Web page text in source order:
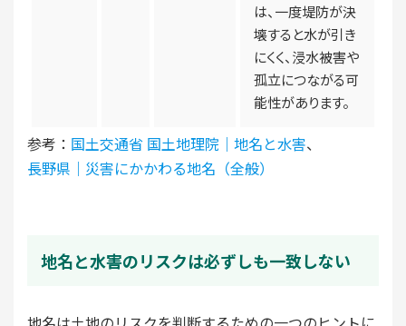
は、一度堤防が決
壊すると水が引き
にくく、浸水被害や
孤立につながる可
能性があります。
参考： 国土交通省 国土地理院｜地名と水害、
長野県｜災害にかかわる地名（全般）
地名と水害のリスクは必ずしも一致しない